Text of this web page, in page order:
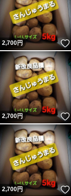
2,700円
2,700円
2,700円